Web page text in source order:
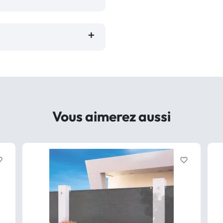
Vous aimerez aussi
favorite_border